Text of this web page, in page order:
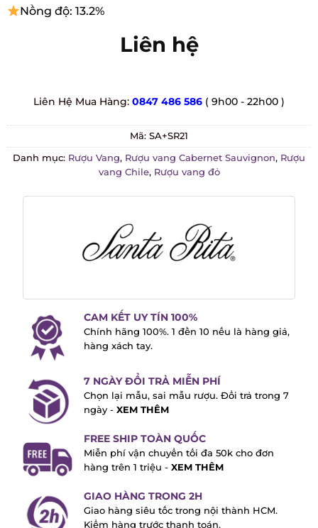
Nồng độ: 13.2%
Liên hệ
Liên Hệ Mua Hàng:0847 486 586 ( 9h00 - 22h00 )
Mã:SA+SR21
Danh mục:Rượu Vang,Rượu vang Cabernet Sauvignon,Rượu
vang Chile,Rượu vang đỏ
CAM KẾT UY TÍN 100%
Chính hãng 100%. 1 đền 10 nếu là hàng
giả, hàng xách tay.
7 NGÀY ĐỔI TRẢ MIỄN PHÍ
Chọn lại mẫu, sai mẫu rượu. Đổi trả trong
7 ngày -XEM THÊM
FREE SHIP TOÀN QUỐC
Miễn phí vận chuyển tối đa 50k cho đơn
hàng trên 1 triệu -
XEM THÊM
GIAO HÀNG TRONG 2H
Giao hàng siêu tốc trong nội thành HCM.
Kiểm hàng trước thanh toán.